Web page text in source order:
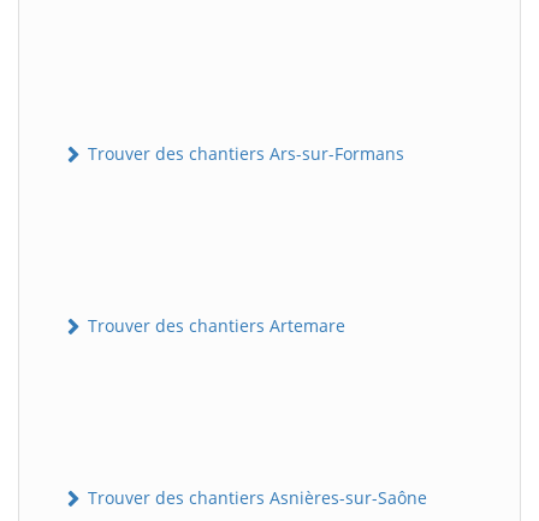
Trouver des chantiers Ars-sur-Formans
Trouver des chantiers Artemare
Trouver des chantiers Asnières-sur-Saône